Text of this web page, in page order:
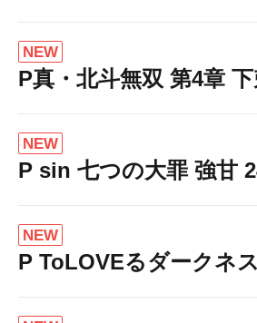
NEW
P真・北斗無双 第4章 下
NEW
P sin 七つの大罪 強甘
NEW
P ToLOVEるダークネ